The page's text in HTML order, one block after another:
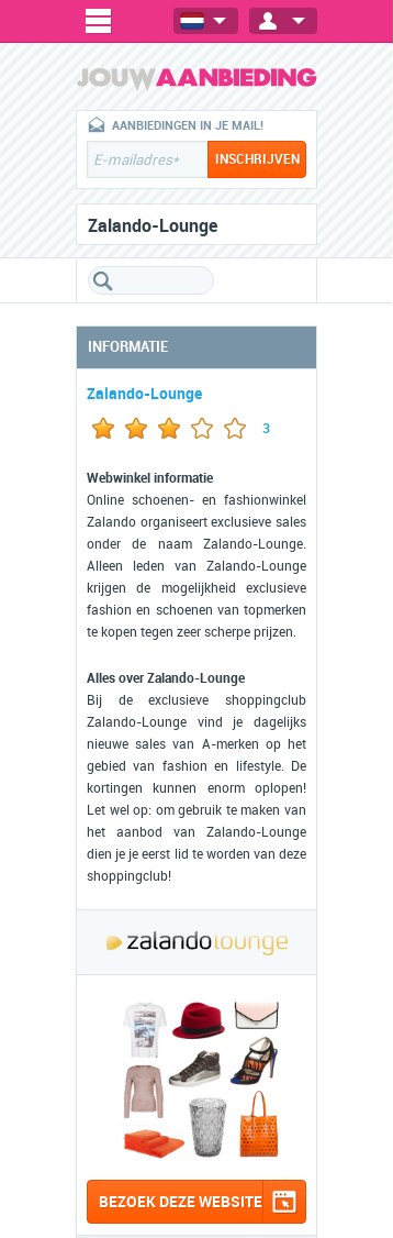
AANBIEDINGEN IN JE MAIL!
Zalando-Lounge
INFORMATIE
Zalando-Lounge
3
Webwinkel informatie
Online schoenen- en fashionwinkel
Zalando organiseert exclusieve sales
onder de naam Zalando-Lounge.
Alleen leden van Zalando-Lounge
krijgen de mogelijkheid exclusieve
fashion en schoenen van topmerken
te kopen tegen zeer scherpe prijzen.
Alles over Zalando-Lounge
Bij de exclusieve shoppingclub
Zalando-Lounge vind je dagelijks
nieuwe sales van A-merken op het
gebied van fashion en lifestyle. De
kortingen kunnen enorm oplopen!
Let wel op: om gebruik te maken van
het aanbod van Zalando-Lounge
dien je je eerst lid te worden van deze
shoppingclub!
BEZOEK DEZE WEBSITE